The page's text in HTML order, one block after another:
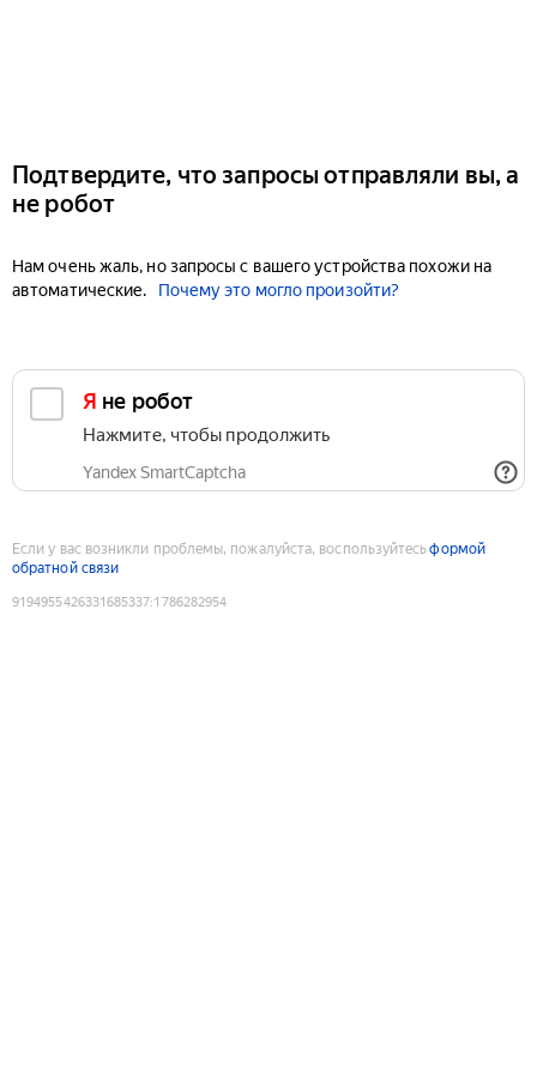
Подтвердите, что запросы отправляли вы, а
не робот
Нам очень жаль, но запросы с вашего устройства похожи на
автоматические.
Почему это могло произойти?
Я не робот
Нажмите, чтобы продолжить
Yandex SmartCaptcha
Если у вас возникли проблемы, пожалуйста, воспользуйтесьформой
обратной связи
9194955426331685337:1786282954